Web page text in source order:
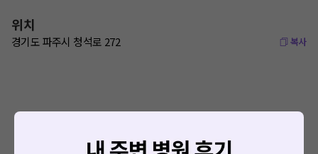
위치
경기도 파주시 청석로 272 복사